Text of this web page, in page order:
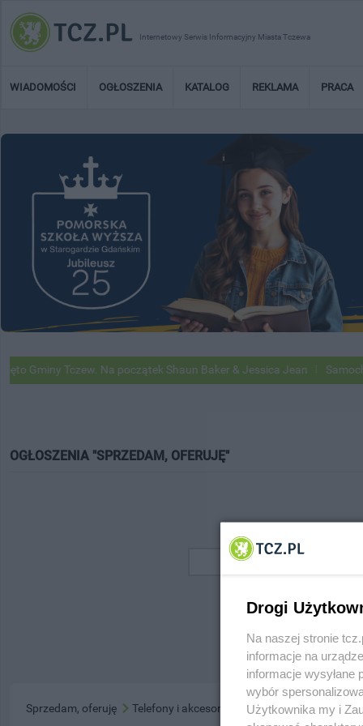
Internetowy Serwis Informacyjny Miasta Tczewa
WIADOMOŚCI OGŁOSZENIA KATALOG REKLAMA PRACA
Gminy Tczew. Na początek Shaun Baker & Jessica Jean
OGŁOSZENIA "SPRZEDAM, OFERUJĘ"
Sprzedam, oferuję Telefony i akcesoria
Drogi
Na naszej stronie
informacje na
informacje wysyłane
wybór
Użytkownika my i